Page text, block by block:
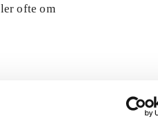
ofte om